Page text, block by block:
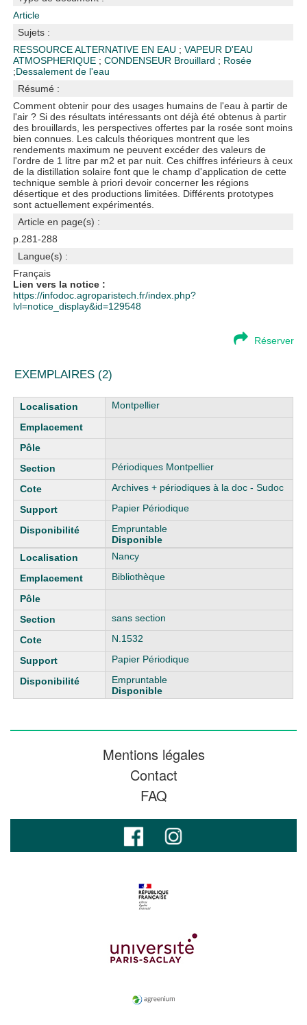
Article
Sujets :
RESSOURCE ALTERNATIVE EN EAU ;VAPEUR D'EAU
ATMOSPHERIQUE ;CONDENSEUR Brouillard ; Rosée
;Dessalement de l'eau
Résumé :
Comment obtenir pour des usages humains de l'eau à partir de
l'air ? Si des résultats intéressants ont déjà été obtenus à partir
des brouillards, les perspectives offertes par la rosée sont moins
bien connues. Les calculs théoriques montrent que les
rendements maximum ne peuvent excéder des valeurs de
l'ordre de 1 litre par m2 et par nuit. Ces chiffres inférieurs à ceux
de la distillation solaire font que le champ d'application de cette
technique semble à priori devoir concerner les régions
désertique et des productions limitées. Différents prototypes
sont actuellement expérimentés.
Article en page(s) :
p.281-288
Langue(s) :
Français
Lien vers la notice :
https://infodoc.agroparistech.fr/index.php?
lvl=notice_display&id=129548
Réserver
EXEMPLAIRES (2)
Liste des exemplaires Montpellier
Périodiques Montpellier
Archives + périodiques à la doc - Sudoc
Papier Périodique
Empruntable
Disponible
Nancy
Bibliothèque
sans section
N.1532
Papier Périodique
Empruntable
Disponible
Mentions légales
Contact
FAQ